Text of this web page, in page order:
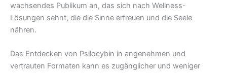
wachsendes Publikum an, das sich nach Wellness-
Lösungen sehnt, die die Sinne erfreuen und die Seele
nähren.
Das Entdecken von Psilocybin in angenehmen und
vertrauten Formaten kann es zugänglicher und weniger